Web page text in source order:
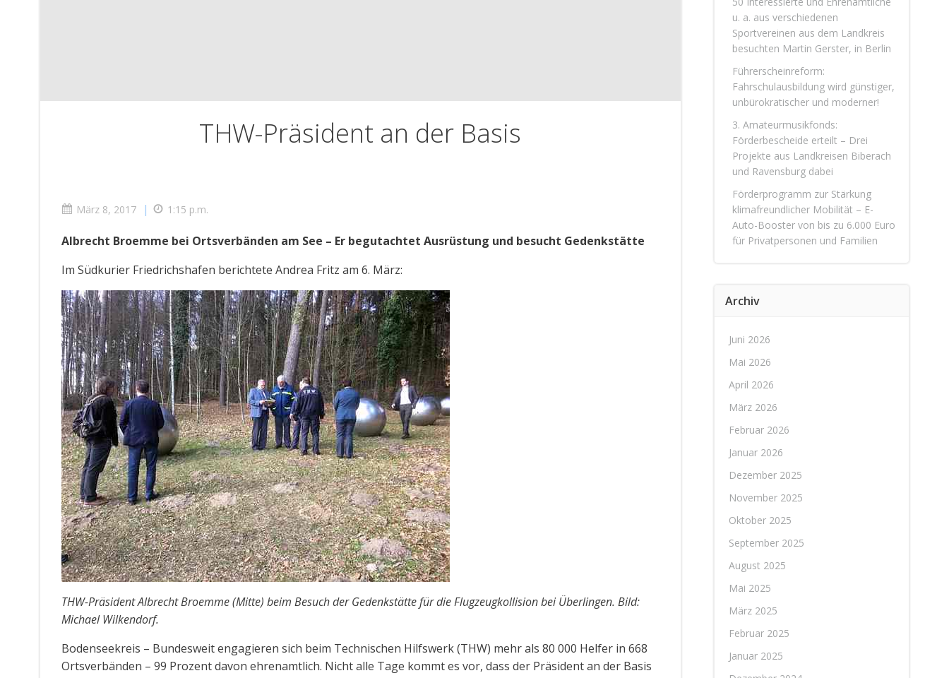
THW-Präsident an der Basis
März 8, 2017 | 1:15 p.m.
Albrecht Broemme bei Ortsverbänden am See – Er begutachtet Ausrüstung und besucht Gedenkstätte
Im Südkurier Friedrichshafen berichtete Andrea Fritz am 6. März:
THW-Präsident Albrecht Broemme (Mitte) beim Besuch der Gedenkstätte für die Flugzeugkollision bei Überlingen. Bild:
Michael Wilkendorf.
Bodenseekreis – Bundesweit engagieren sich beim Technischen Hilfswerk (THW) mehr als 80 000 Helfer in 668
Ortsverbänden – 99 Prozent davon ehrenamtlich. Nicht alle Tage kommt es vor, dass der Präsident an der Basis
u. a. aus verschiedenen
Sportvereinen aus dem Landkreis
besuchten Martin Gerster, in Berlin
Führerscheinreform:
Fahrschulausbildung wird günstiger,
unbürokratischer und moderner!
3. Amateurmusikfonds:
Förderbescheide erteilt – Drei
Projekte aus Landkreisen Biberach
und Ravensburg dabei
Förderprogramm zur Stärkung
klimafreundlicher Mobilität – E-
Auto-Booster von bis zu 6.000 Euro
für Privatpersonen und Familien
Archiv
Juni 2026
Mai 2026
April 2026
März 2026
Februar 2026
Januar 2026
Dezember 2025
November 2025
Oktober 2025
September 2025
August 2025
Mai 2025
März 2025
Februar 2025
Januar 2025